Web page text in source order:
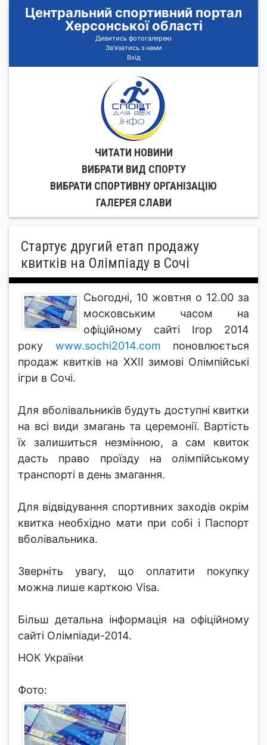
Центральний спортивний портал
Херсонської області
Дивитись фотогалерею
Зв'язатись з нами
Вхід
ЧИТАТИ НОВИНИ
ВИБРАТИ ВИД СПОРТУ
ВИБРАТИ СПОРТИВНУ ОРГАНIЗАЦIЮ
ГАЛЕРЕЯ СЛАВИ
Стартує другий етап продажу
квитків на Олімпіаду в Сочі
Сьогодні, 10 жовтня о 12.00 за
московським часом на
офіційному сайті Ігор 2014
року www.sochi2014.com поновлюється
продаж квитків на XXII зимові Олімпійські
ігри в Сочі.
Для вболівальників будуть доступні квитки
на всі види змагань та церемонії. Вартість
їх залишиться незмінною, а сам квиток
дасть право проїзду на олімпійському
транспорті в день змагання.
Для відвідування спортивних заходів окрім
квитка необхідно мати при собі і Паспорт
вболівальника.
Зверніть увагу, що оплатити покупку
можна лише карткою Visa.
Більш детальна інформація на офіційному
сайті Олімпіади-2014.
НОК України
Фото: